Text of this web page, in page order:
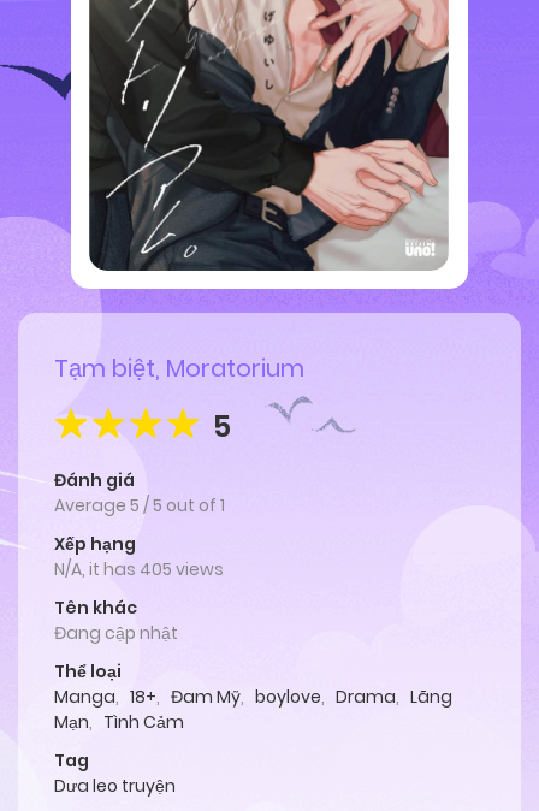
Tạm biệt, Moratorium
5
Đánh giá
Average 5 /5 out of 1
Xếp hạng
N/A, it has 405 views
Tên khác
Đang cập nhật
Thể loại
Manga, 18+, Đam Mỹ, boylove, Drama, Lãng
Mạn, Tình Cảm
Tag
Dưa leo truyện